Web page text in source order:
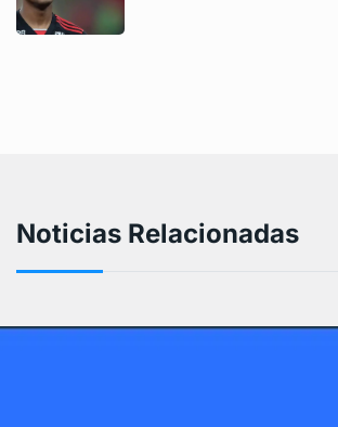
Noticias Relacionadas